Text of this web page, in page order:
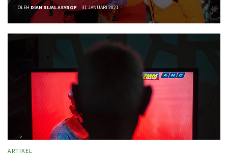
OLEH DIAN RIJAL ASYROF 31 JANUARI 2021
ARTIKEL